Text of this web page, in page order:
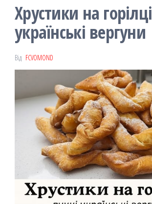
Хрустики на
українські вергуни
Від FCVOMOND